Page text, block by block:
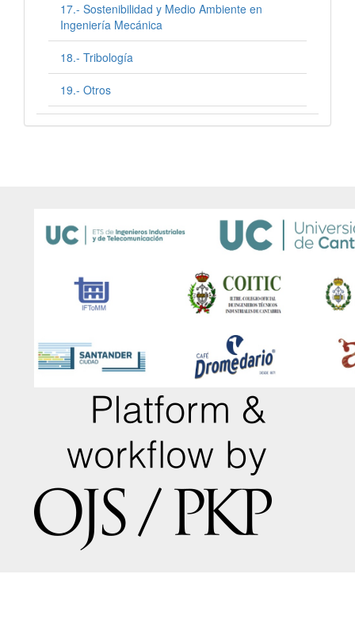
17.- Sostenibilidad y Medio Ambiente en
Ingeniería Mecánica
18.- Tribología
19.- Otros